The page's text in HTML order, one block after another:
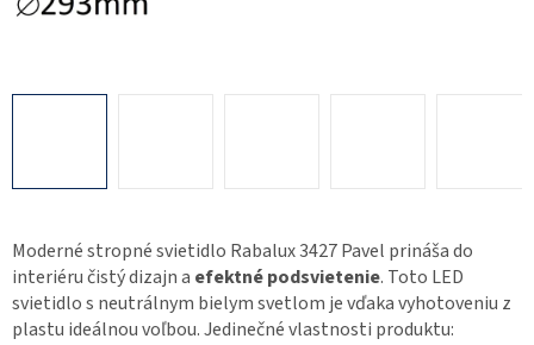
Moderné stropné svietidlo Rabalux 3427 Pavel prináša do
interiéru čistý dizajn a efektné podsvietenie. Toto LED
svietidlo s neutrálnym bielym svetlom je vďaka vyhotoveniu z
plastu ideálnou voľbou. Jedinečné vlastnosti produktu: